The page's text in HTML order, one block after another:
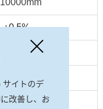
±0.5%
±0.1 mm
arc minute
サイトのデ
改善し、お